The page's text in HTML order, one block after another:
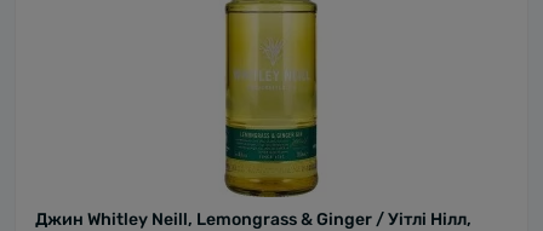
Джин Whitley Neill, Lemongrass & Ginger / Уітлі Нілл,